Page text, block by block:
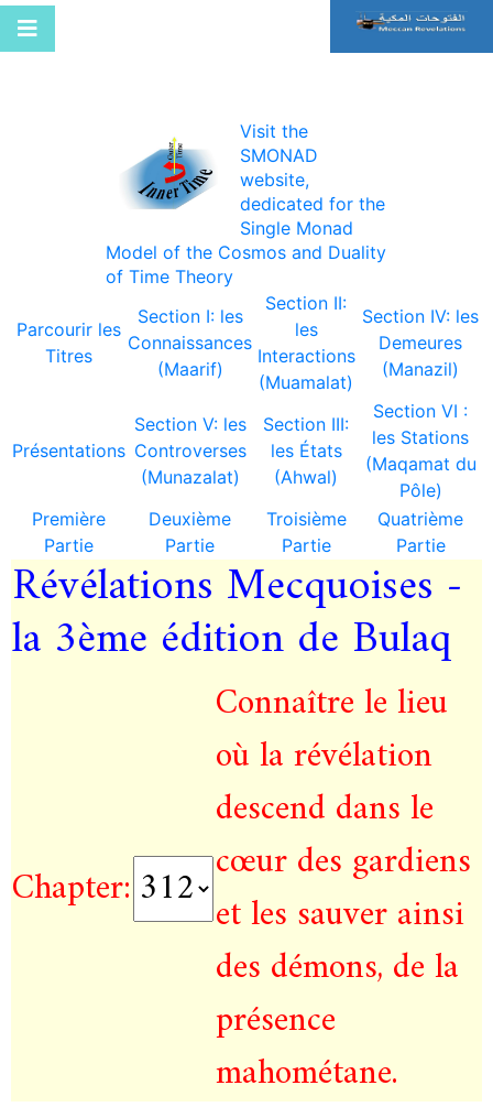
Visit the
SMONAD
website,
dedicated for the
Single Monad
Model of the Cosmos and Duality
of Time Theory
Parcourir les
Titres
Section I: les
Connaissances
(Maarif)
Section II:
les
Interactions
(Muamalat)
Section IV: les
Demeures
(Manazil)
Présentations
Section V: les
Controverses
(Munazalat)
Section III:
les États
(Ahwal)
Section VI :
les Stations
(Maqamat du
Pôle)
Première
Partie
Deuxième
Partie
Troisième
Partie
Quatrième
Partie
Révélations Mecquoises -
la 3ème édition de Bulaq
Chapter:
Connaître le lieu
où la révélation
descend dans le
cœur des gardiens
et les sauver ainsi
des démons, de la
présence
mahométane.